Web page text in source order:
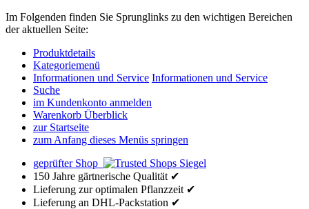
Im Folgenden finden Sie Sprunglinks zu den wichtigen Bereichen
der aktuellen Seite:
Produktdetails
Kategoriemenü
Informationen und Service Informationen und Service
Suche
im Kundenkonto anmelden
Warenkorb Überblick
zur Startseite
zum Anfang dieses Menüs springen
geprüfter Shop
150 Jahre gärtnerische Qualität ✔
Lieferung zur optimalen Pflanzzeit ✔
Lieferung an DHL-Packstation ✔